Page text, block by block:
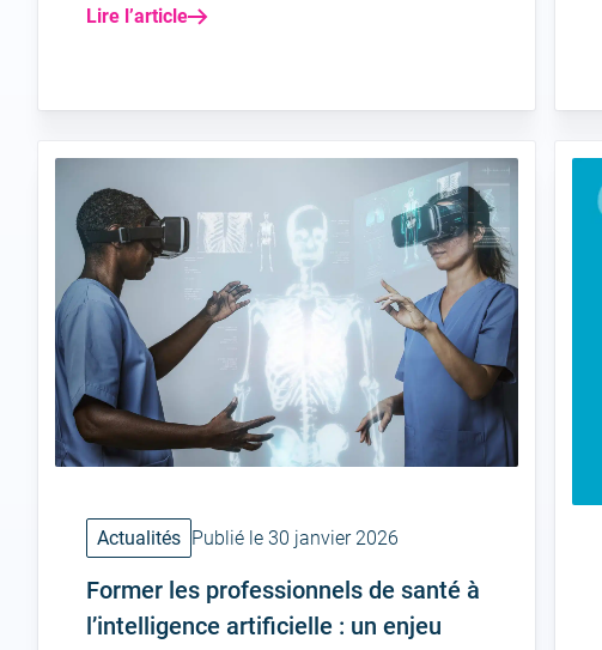
Lire l’article
Actualités Publié le 30 janvier 2026
Former les professionnels de santé à
l’intelligence artificielle : un enjeu